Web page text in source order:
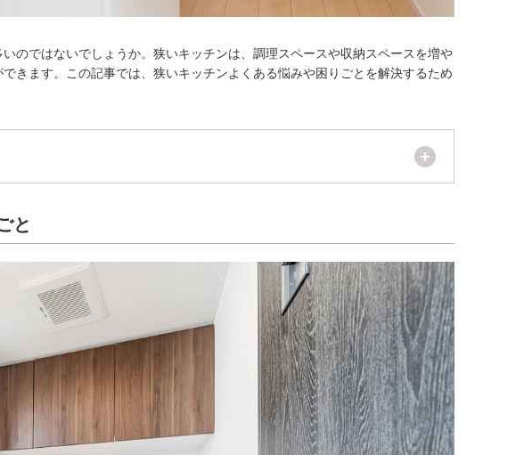
のではないでしょうか。狭いキッチンは、調理スペースや収納スペースを増や
きます。この記事では、狭いキッチンよくある悩みや困りごとを解決するため
と